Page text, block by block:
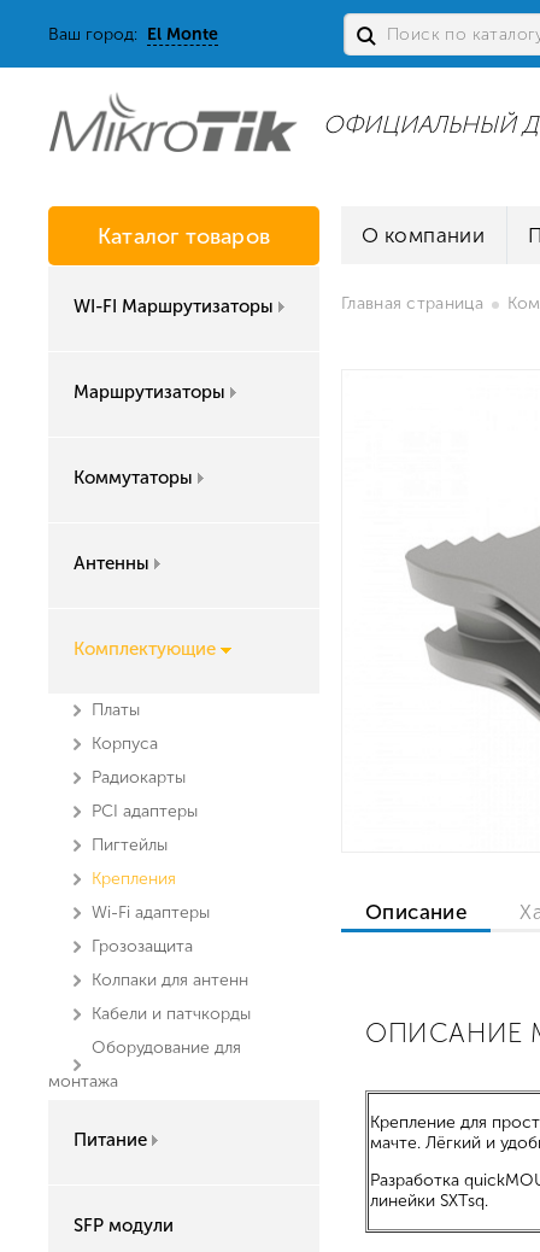
Ваш город: El Monte
ОФИЦИАЛЬНЫЙ
Каталог товаров
WI-FI Маршрутизаторы
Маршрутизаторы
Коммутаторы
Антенны
Комплектующие
Платы
Корпуса
Радиокарты
PCI адаптеры
Пигтейлы
Крепления
Wi-Fi адаптеры
Грозозащита
Колпаки для антенн
Кабели и патчкорды
Оборудование для
монтажа
Питание
SFP модули
О компании
Главная страница
Описание
ОПИСАНИЕ
Крепление для
мачте. Лёгкий и
Разработка
линейки SXTsq.